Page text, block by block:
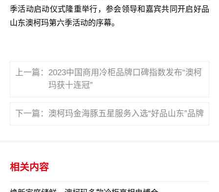
季活动启动仪式隆重举行，参会领导和嘉宾共同开启好品
山东澳柯玛第六季活动的序幕。
上一篇： 2023中国商用冷柜品牌口碑指数发布“澳柯
玛获十连冠”
下一篇： 澳柯玛金海豚五星服务入选“好品山东”品牌
相关内容